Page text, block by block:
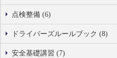
点検整備 (6)
ドライバーズルールブック (8)
安全基礎講習 (7)